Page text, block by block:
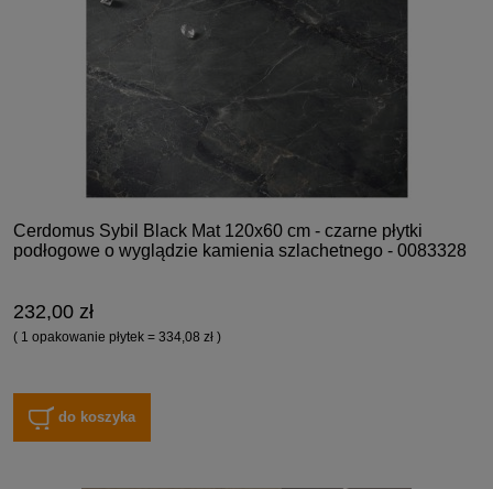
Cerdomus Sybil Black Mat 120x60 cm - czarne płytki
podłogowe o wyglądzie kamienia szlachetnego - 0083328
232,00 zł
( 1 opakowanie płytek = 334,08 zł )
do koszyka